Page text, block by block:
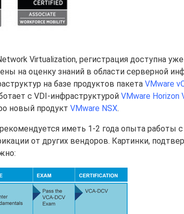
Virtualization, регистрация доступна
на оценку знаний в области серверной
на базе продуктов пакета VMware
с VDI-инфраструктурой VMware Horizon
новый продукт VMware NSX.
иметь 1-2 года опыта работы
от других вендоров. Картинки,